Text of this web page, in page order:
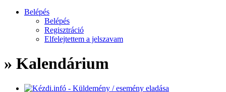
Belépés
Belépés
Regisztráció
Elfelejtettem a jelszavam
» Kalendárium